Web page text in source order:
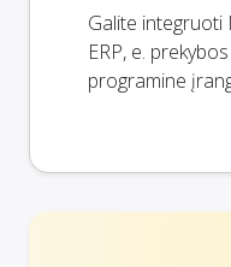
Galite integruoti
ERP, e.
programine